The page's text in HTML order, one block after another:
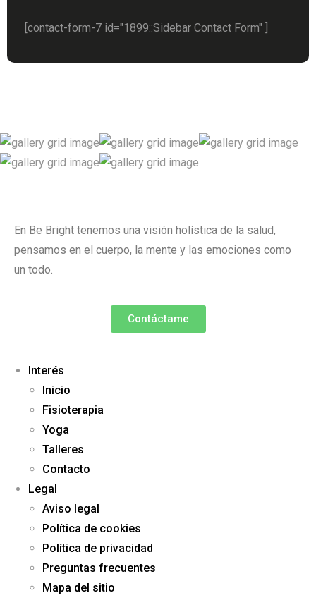
[contact-form-7 id="1899::Sidebar Contact Form" ]
En Be Bright tenemos una visión holística de la salud,
pensamos en el cuerpo, la mente y las emociones como
un todo.
Contáctame
Interés
Inicio
Fisioterapia
Yoga
Talleres
Contacto
Legal
Aviso legal
Política de cookies
Política de privacidad
Preguntas frecuentes
Mapa del sitio